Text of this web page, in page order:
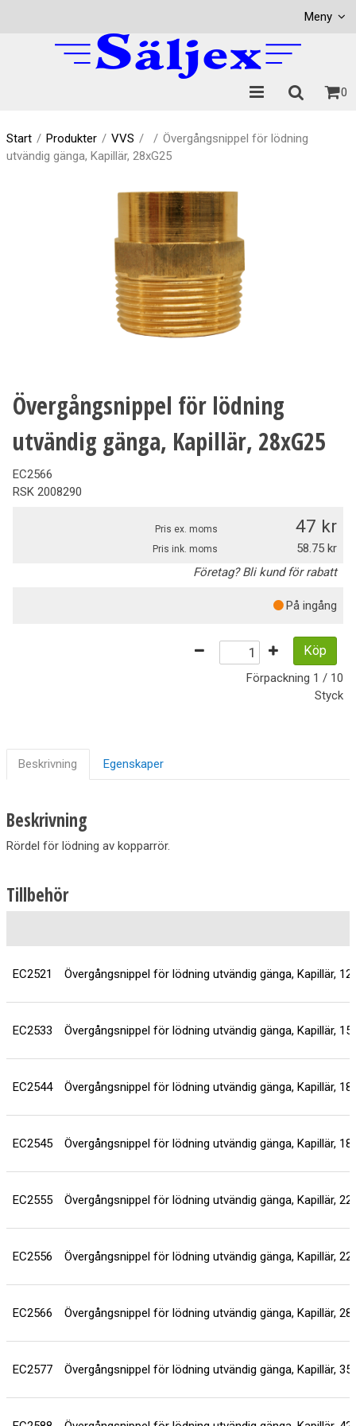
Meny
0
Start / Produkter / VVS / / Övergångsnippel för lödning
utvändig gänga, Kapillär, 28xG25
Övergångsnippel för lödning
utvändig gänga, Kapillär, 28xG25
EC2566
RSK 2008290
Pris ex. moms 47
Pris ink. moms
58.75
Företag? Bli kund för rabatt
På ingång
Köp
Förpackning 1 / 10
Styck
Beskrivning Egenskaper
Beskrivning
Rördel för lödning av kopparrör.
Tillbehör
EC2521 Övergångsnippel för lödning utvändig gänga, Kapillär,
EC2533 Övergångsnippel för lödning utvändig gänga, Kapillär,
EC2544 Övergångsnippel för lödning utvändig gänga, Kapillär,
EC2545 Övergångsnippel för lödning utvändig gänga, Kapillär,
EC2555 Övergångsnippel för lödning utvändig gänga, Kapillär,
EC2556 Övergångsnippel för lödning utvändig gänga, Kapillär,
EC2566 Övergångsnippel för lödning utvändig gänga, Kapillär,
EC2577 Övergångsnippel för lödning utvändig gänga, Kapillär,